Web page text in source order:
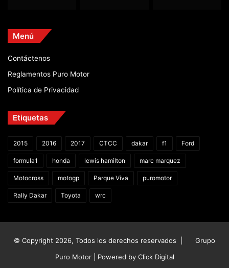
Menú
Contáctenos
Reglamentos Puro Motor
Política de Privacidad
Etiquetas
2015 2016 2017 CTCC dakar f1 Ford
formula1 honda lewis hamilton marc marquez
Motocross motogp Parque Viva puromotor
Rally Dakar Toyota wrc
© Copyright 2026, Todos los derechos reservados |
Grupo
Puro Motor | Powered by Click Digital